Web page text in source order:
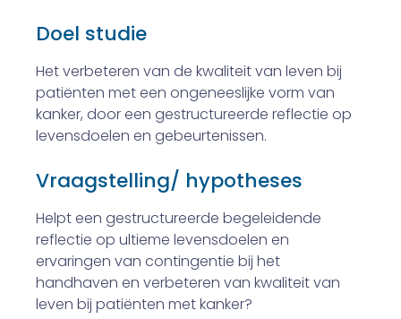
Doel studie
Het verbeteren van de kwaliteit van leven bij
patiënten met een ongeneeslijke vorm van
kanker, door een gestructu­reerde reflectie op
levensdoelen en ­gebeurtenissen.
Vraagstelling/ hypotheses
Helpt een gestructureerde begeleidende
reflectie op ultieme levensdoelen en
ervaringen van contingentie bij het
handhaven en verbeteren van kwaliteit van
leven bij patiënten met kanker?